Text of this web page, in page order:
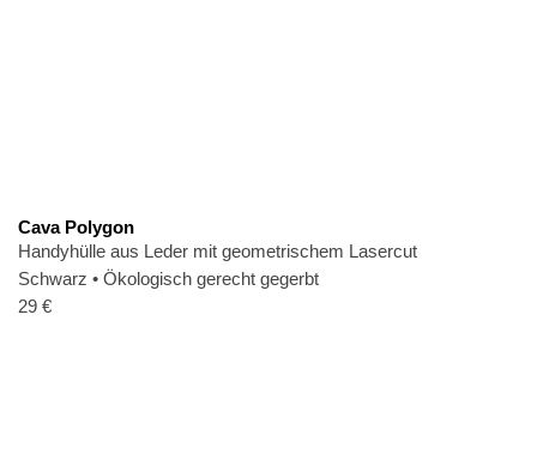
Cava Polygon
Handyhülle aus Leder mit geometrischem Lasercut
Schwarz • Ökologisch gerecht gegerbt
29 €